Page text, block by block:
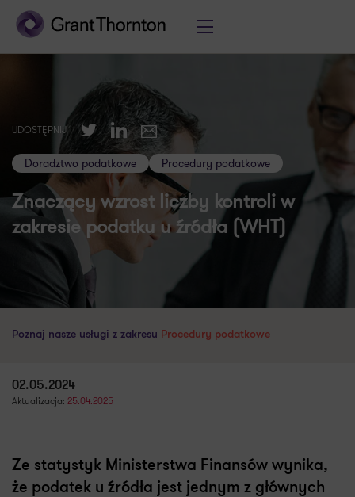
UDOSTĘPNIJ TwitterLinkedInE-mail
Doradztwo podatkowe Procedury podatkowe
Znaczący wzrost liczby kontroli w
zakresie podatku u źródła (WHT)
Poznaj nasze usługi z zakresu Procedury podatkowe
02.05.2024
Aktualizacja: 25.04.2025
Ze statystyk Ministerstwa Finansów wynika,
że podatek u źródła jest jednym z głównych